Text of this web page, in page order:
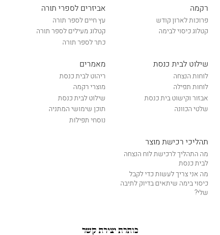
רקמה
פרוכות לארון קודש
קטלוג כיסוי לבימה
אביזרים לספרי תורה
עץ חיים לספר תורה
קטלוג מעילים לספר תורה
כתר לספר תורה
שילוט לבית כנסת
לוחות הנצחה
לוחות תפילה
אבזור וקישוט בית כנסת
שלטי הכוונה
מאמרים
ריהוט לבית כנסת
מוצרי רקמה
שילוט לבית כנסת
תוכן שימושי המתניה
נוסחי תפילות
תהליכי רכישת מוצר
מה התהליך לרכישת לוח הנצחה
לבית כנסת
מה אני צריך לעשות כדי לקבל
כיסוי בימה שיתאים בדיוק לתיבה
שלי?
כותרת יצירת קשר